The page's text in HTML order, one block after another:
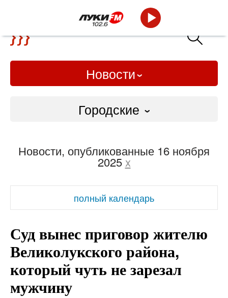
Новости
Городские
Слово Дело
Народные
ВТРК
Новости, опубликованные 16 ноября
2025 x
полный календарь
Суд вынес приговор жителю
Великолукского района,
который чуть не зарезал
мужчину